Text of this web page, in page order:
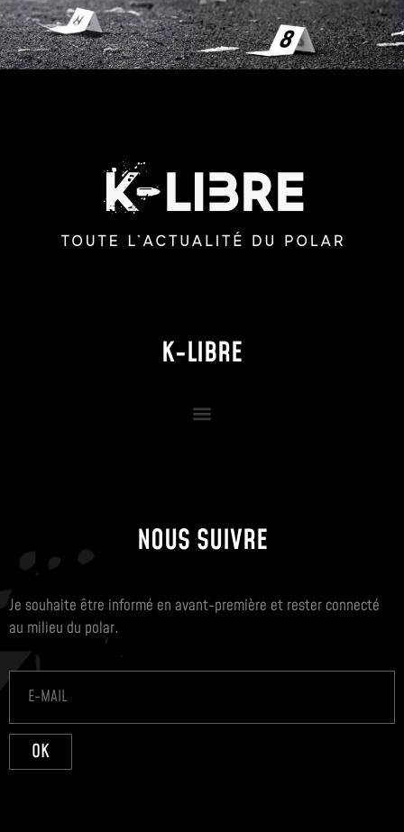
K-LIBRE
NOUS SUIVRE
Je souhaite être informé en avant-première et rester connecté
au milieu du polar.
OK